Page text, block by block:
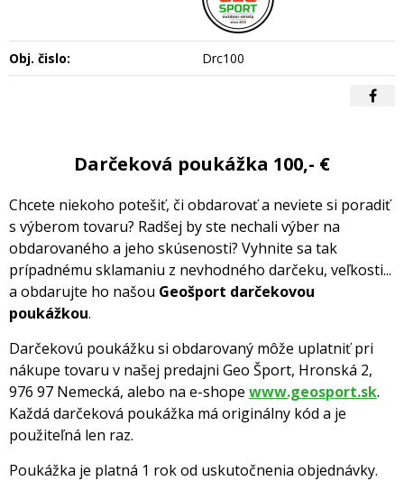
Obj. čislo: Drc100
Darčeková poukážka 100,- €
Chcete niekoho potešiť, či obdarovať a neviete si poradiť
s výberom tovaru? Radšej by ste nechali výber na
obdarovaného a jeho skúsenosti? Vyhnite sa tak
prípadnému sklamaniu z nevhodného darčeku, veľkosti...
a obdarujte ho našou Geošport darčekovou
poukážkou.
Darčekovú poukážku si obdarovaný môže uplatniť pri
nákupe tovaru v našej predajni Geo Šport, Hronská 2,
976 97 Nemecká, alebo na e-shope www.geosport.sk.
Každá darčeková poukážka má originálny kód a je
použiteľná len raz.
Poukážka je platná 1 rok od uskutočnenia objednávky.